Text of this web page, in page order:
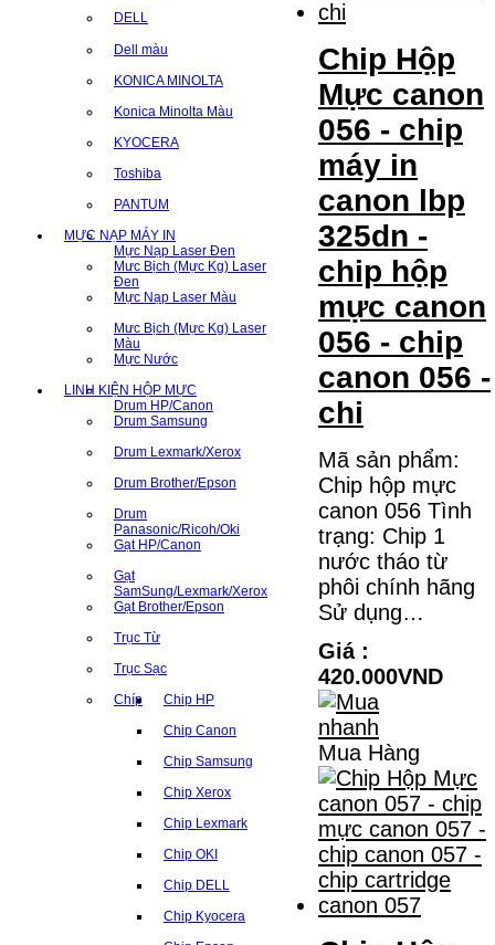
DELL
Dell màu
KONICA MINOLTA
Konica Minolta Màu
KYOCERA
Toshiba
PANTUM
MỰC NẠP MÁY IN
Mực Nạp Laser Đen
Mưc Bịch (Mực Kg) Laser
Đen
Mực Nạp Laser Màu
Mưc Bịch (Mực Kg) Laser
Màu
Mực Nước
LINH KIỆN HỘP MỰC
Drum HP/Canon
Drum Samsung
Drum Lexmark/Xerox
Drum Brother/Epson
Drum
Panasonic/Ricoh/Oki
Gạt HP/Canon
Gạt
SamSung/Lexmark/Xerox
Gạt Brother/Epson
Trục Từ
Trục Sạc
Chíp Chip HP
Chip Canon
Chip Samsung
Chip Xerox
Chip Lexmark
Chip OKI
Chip DELL
Chip Kyocera
Chip Hộp
Mực canon
056 - chip
máy in
canon lbp
325dn -
chip hộp
mực canon
056 - chip
canon 056 -
chi
Mã sản phẩm:
Chip hộp mực
canon 056 Tình
trạng: Chip 1
nước tháo từ
phôi chính hãng
Sử dụng…
Giá :
420.000VND
Mua Hàng